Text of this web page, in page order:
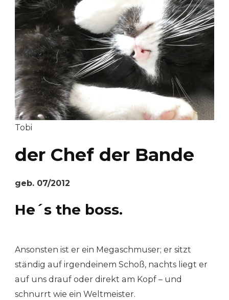
Tobi
der Chef der Bande
geb. 07/2012
He´s the boss.
Ansonsten ist er ein Megaschmuser; er sitzt
ständig auf irgendeinem Schoß, nachts liegt er
auf uns drauf oder direkt am Kopf – und
schnurrt wie ein Weltmeister.